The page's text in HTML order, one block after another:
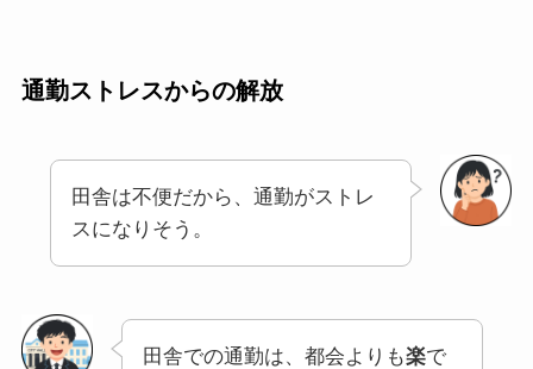
通勤ストレスからの解放
田舎は不便だから、通勤がストレ
スになりそう。
田舎での通勤は、都会よりも楽で